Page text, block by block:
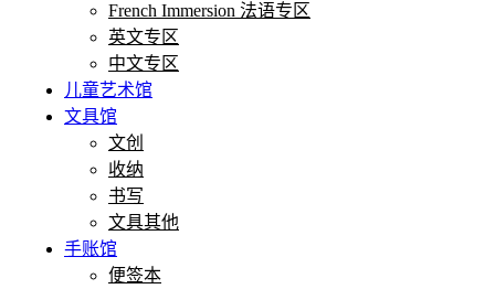
French Immersion 法语专区
英文专区
中文专区
儿童艺术馆
文具馆
文创
收纳
书写
文具其他
手账馆
便签本